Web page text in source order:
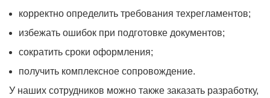
корректно определить требования техрегламентов;
избежать ошибок при подготовке документов;
сократить сроки оформления;
получить комплексное сопровождение.
У наших сотрудников можно также заказать разработку,